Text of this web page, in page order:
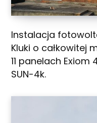
Instalacja
Kluki o całkowitej
11 panelach
SUN-4k.